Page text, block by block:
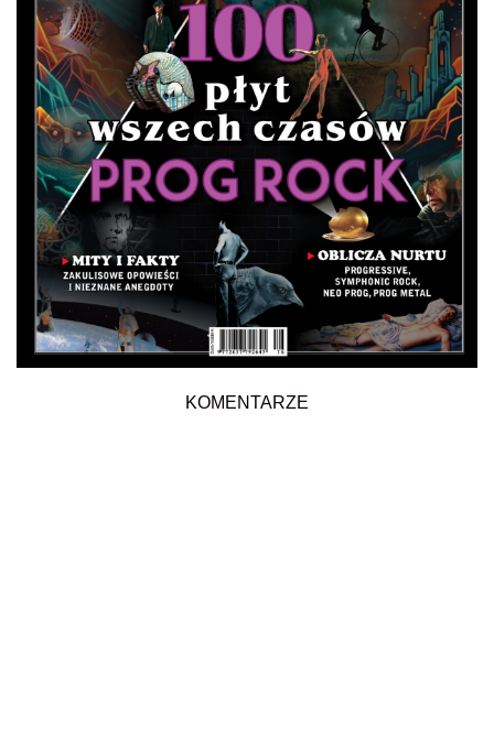
KOMENTARZE